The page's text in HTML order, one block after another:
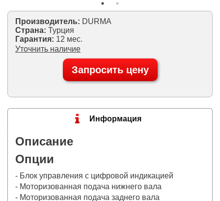
Производитель: DURMA
Страна: Турция
Гарантия: 12 мес.
Уточнить наличие
Запросить цену
Информация
Описание
Опции
- Блок управления с цифровой индикацией
- Моторизованная подача нижнего вала
- Моторизованная подача заднего вала